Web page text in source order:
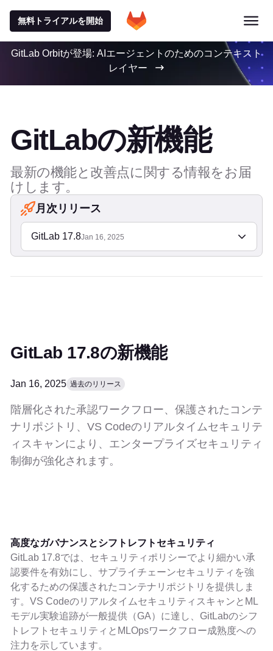
無料トライアルを開始
GitLab Orbitが登場: AIエージェントのためのコンテキスト
レイヤー
GitLabの新機能
最新の機能と改善点に関する情報をお届
けします。
月次リリース
GitLab 17.8Jan 16, 2025
GitLab 17.8の新機能
Jan 16, 2025 過去のリリース
階層化された承認ワークフロー、保護されたコンテ
ナリポジトリ、VS Codeのリアルタイムセキュリテ
ィスキャンにより、エンタープライズセキュリティ
制御が強化されます。
高度なガバナンスとシフトレフトセキュリティ
GitLab 17.8では、セキュリティポリシーでより細かい承
認要件を有効にし、サプライチェーンセキュリティを強
化するための保護されたコンテナリポジトリを提供しま
す。VS CodeのリアルタイムセキュリティスキャンとML
モデル実験追跡が一般提供（GA）に達し、GitLabのシフ
トレフトセキュリティとMLOpsワークフロー成熟度への
注力を示しています。